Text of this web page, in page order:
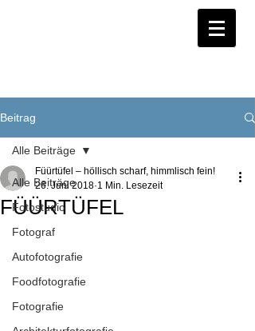
Beitrag
Alle Beiträge
Fotostudio
Fotograf
Autofotografie
Foodfotografie
Fotografie
Alle Beiträge
FÜÜRTÜFEL
Füürtüfel – höllisch scharf, himmlisch fein!
26. Juni 2018 1 Min. Lesezeit